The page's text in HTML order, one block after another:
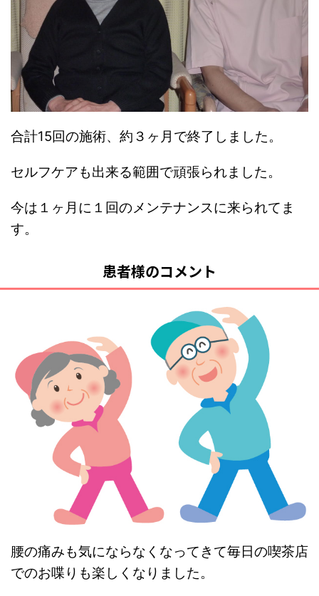
合計15回の施術、約３ヶ月で終了しました。
セルフケアも出来る範囲で頑張られました。
今は１ヶ月に１回のメンテナンスに来られてま
す。
患者様のコメント
腰の痛みも気にならなくなってきて毎日の喫茶店
でのお喋りも楽しくなりました。